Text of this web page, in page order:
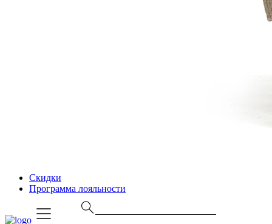
Скидки
Программа лояльности